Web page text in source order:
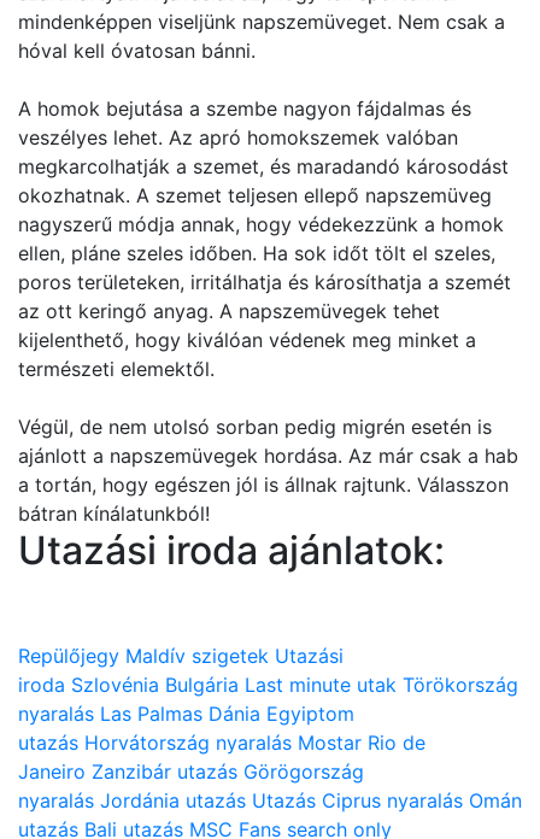
mindenképpen viseljünk napszemüveget. Nem csak a
hóval kell óvatosan bánni.
A homok bejutása a szembe nagyon fájdalmas és
veszélyes lehet. Az apró homokszemek valóban
megkarcolhatják a szemet, és maradandó károsodást
okozhatnak. A szemet teljesen ellepő napszemüveg
nagyszerű módja annak, hogy védekezzünk a homok
ellen, pláne szeles időben. Ha sok időt tölt el szeles,
poros területeken, irritálhatja és károsíthatja a szemét
az ott keringő anyag. A napszemüvegek tehet
kijelenthető, hogy kiválóan védenek meg minket a
természeti elemektől.
Végül, de nem utolsó sorban pedig migrén esetén is
ajánlott a napszemüvegek hordása. Az már csak a hab
a tortán, hogy egészen jól is állnak rajtunk. Válasszon
bátran kínálatunkból!
Utazási iroda ajánlatok:
Repülőjegy Maldív szigetek Utazási
iroda Szlovénia Bulgária Last minute utak Törökország
nyaralás Las Palmas Dánia Egyiptom
utazás Horvátország nyaralás Mostar Rio de
Janeiro Zanzibár utazás Görögország
nyaralás Jordánia utazás Utazás Ciprus nyaralás Omán
utazás Bali utazás MSC Fans search only